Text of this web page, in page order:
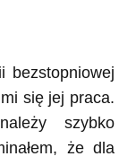
bezstopniowej
się jej praca.
szybko
że dla